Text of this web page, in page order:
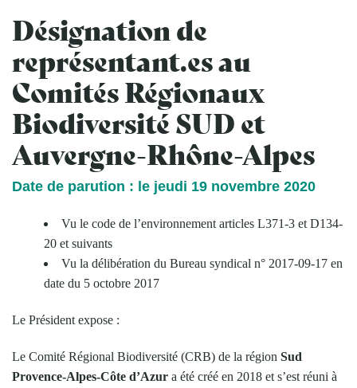
Désignation de
représentant.es au
Comités Régionaux
Biodiversité SUD et
Auvergne-Rhône-Alpes
Date de parution : le jeudi 19 novembre 2020
Vu le code de l’environnement articles L371-3 et D134-
20 et suivants
Vu la délibération du Bureau syndical n° 2017-09-17 en
date du 5 octobre 2017
Le Président expose :
Le Comité Régional Biodiversité (CRB) de la région Sud
Provence-Alpes-Côte d’Azur a été créé en 2018 et s’est réuni à